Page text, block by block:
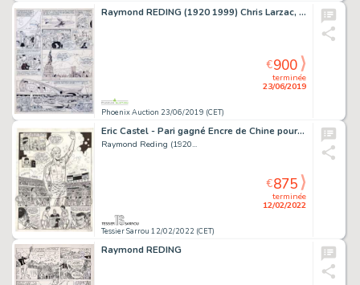
Raymond REDING (1920 1999) Chris Larzac, le grand …
Phoenix Auction 23/06/2019 (CET)
terminée
23/06/2019
€900
Eric Castel - Pari gagné Encre de Chine pour la planche...
Raymond Reding (1920...
Tessier Sarrou 12/02/2022 (CET)
terminée
12/02/2022
€875
Raymond REDING